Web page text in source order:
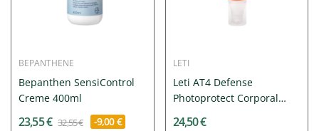
BEPANTHENE
Bepanthen SensiControl
Creme 400ml
23,55 € 32,55 € -9,00 €
LETI
Leti AT4 Defense
Photoprotect Corporal
24,50 €